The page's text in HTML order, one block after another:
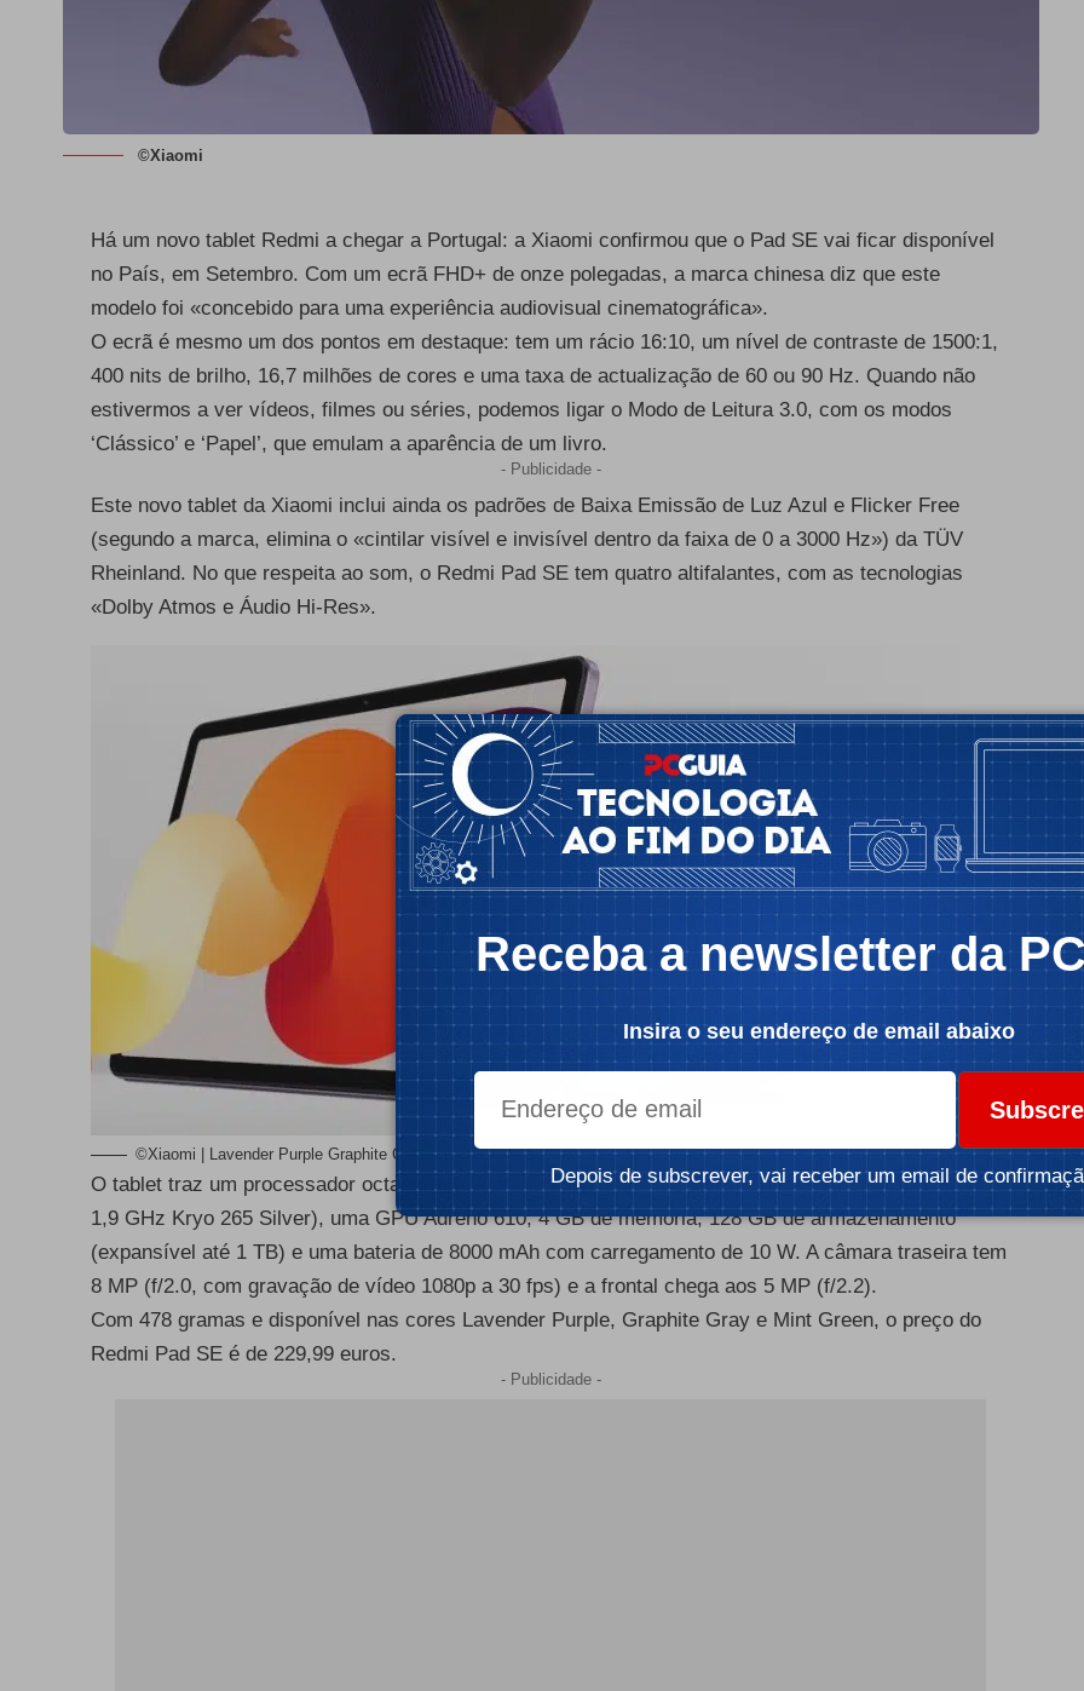
©Xiaomi
Há um novo tablet Redmi a chegar a Portugal: a Xiaomi confirmou que o Pad SE vai ficar disponível
no País, em Setembro. Com um ecrã FHD+ de onze polegadas, a marca chinesa diz que este
modelo foi «concebido para uma experiência audiovisual cinematográfica».
O ecrã é mesmo um dos pontos em destaque: tem um rácio 16:10, um nível de contraste de 1500:1,
400 nits de brilho, 16,7 milhões de cores e uma taxa de actualização de 60 ou 90 Hz. Quando não
estivermos a ver vídeos, filmes ou séries, podemos ligar o Modo de Leitura 3.0, com os modos
‘Clássico’ e ‘Papel’, que emulam a aparência de um livro.
- Publicidade -
Este novo tablet da Xiaomi inclui ainda os padrões de Baixa Emissão de Luz Azul e Flicker Free
(segundo a marca, elimina o «cintilar visível e invisível dentro da faixa de 0 a 3000 Hz») daTÜV
Rheinland. No que respeita ao som, o Redmi Pad SE tem quatro altifalantes, com as tecnologias
«Dolby Atmos e Áudio Hi-Res».
©Xiaomi | Lavender Purple Graphite Gray e Mint Green são as cores do novo Redmi Pad SE
O tablet traz um processador octacore Snapdragon 680 de 6 nm (4 x 2,4 GHz Kryo 265 Gold + 4 x
1,9 GHz Kryo 265 Silver), uma GPU Adreno 610, 4 GB de memória, 128 GB de armazenamento
(expansível até 1 TB) e uma bateria de 8000 mAh com carregamento de 10 W. A câmara traseira tem
8 MP (f/2.0, com gravação de vídeo 1080p a 30 fps) e a frontal chega aos 5 MP (f/2.2).
Com 478 gramas e disponível nas cores Lavender Purple, Graphite Gray e Mint Green, o preço do
Redmi Pad SE é de 229,99 euros.
- Publicidade -
Receba a newsletter da
Insira o seu endereço de email abaixo
Depois de subscrever, vai receber um email de